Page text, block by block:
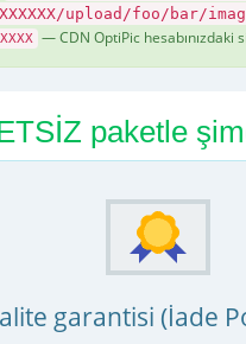
XXXXXX/upload/foo/bar/
— CDN OptiPic hesabınızdaki
paketle
garantisi (İade